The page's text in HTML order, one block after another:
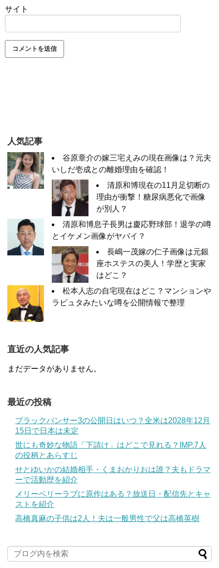
サイト
人気記事
谷原章介の嫁三宅えみの現在画像は？元夫
いしだ壱成との離婚理由を確認！
清原和博現在の11月足切断の
理由が衝撃！糖尿病悪化で画像
が別人？
清原和博息子長男は慶応野球部！退学の噂
とイケメン画像がヤバイ？
長嶋一茂嫁の仁子画像は元銀
座ホステスの美人！学歴と実家
はどこ？
松本人志の自宅現在はどこ？マンションや
ラピュタみたいな噂を公開情報で整理
直近の人気記事
まだデータがありません。
最近の投稿
ブラックパンサー3の公開日はいつ？全米は2028年12月
15日で日本は未定
世にも奇妙な物語「下請け」はどこで見れる？IMP.7人
の役柄とあらすじ
せとゆいかの結婚相手・くまおかりおは誰？夫もドラマ
ーで活動歴を紹介
メリーベリーラブに原作はある？放送日・配信先とキャ
ストを紹介
高橋真麻の子供は2人！夫は一般男性で父は高橋英樹